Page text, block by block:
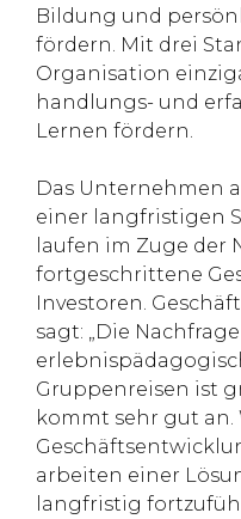
Bildung und
fördern. Mit drei
Organisation
handlungs- und
Lernen fördern.
Das Unternehmen
einer langfristigen
laufen im Zuge der
fortgeschrittene
Investoren.
sagt: „Die
Gruppenreisen ist
kommt sehr gut
arbeiten einer
langfristig